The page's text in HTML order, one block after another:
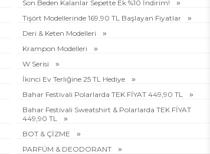
Son Beden Kalanlar Sepette Ek %10 İndirim!
Tişört Modellerinde 169,90 TL Başlayan Fiyatlar
Deri & Keten Modelleri
Krampon Modelleri
W Serisi
İkinci Ev Terliğine 25 TL Hediye
Bahar Festivali Polarlarda TEK FİYAT 449,90 TL
Bahar Festivali Sweatshirt & Polarlarda TEK FİYAT
449,90 TL
BOT & ÇİZME
PARFÜM & DEODORANT